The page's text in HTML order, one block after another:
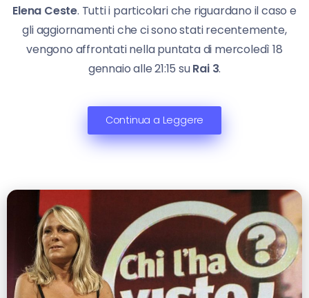
Elena Ceste. Tutti i particolari che riguardano il caso e
gli aggiornamenti che ci sono stati recentemente,
vengono affrontati nella puntata di mercoledì 18
gennaio alle 21:15 suRai 3.
Continua a Leggere